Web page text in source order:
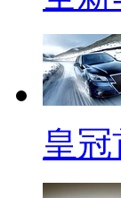
皇